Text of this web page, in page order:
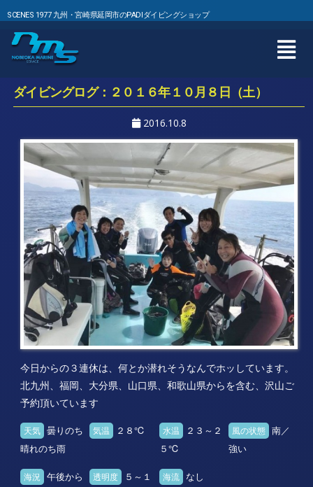
SCENES 1977 九州・宮崎県延岡市のPADIダイビングショップ
ダイビングログ：２０１６年１０月８日（土）
2016.10.8
今日からの３連休は、何とか潜れそうなんでホッしています。
北九州、福岡、大分県、山口県、和歌山県からを含む、沢山ご
予約頂いています
天気 曇りのち
晴れのち雨
気温 ２８℃ 水温
２３～２
５℃
風の状態 南／
強い
海況 午後から
透明度
５～１
海流 なし